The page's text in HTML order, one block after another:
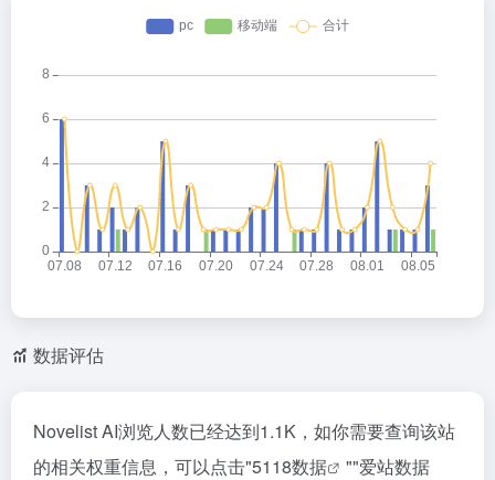
数据评估
Novelist AI浏览人数已经达到1.1K，如你需要查询该站
的相关权重信息，可以点击"5118数据 ""爱站数据